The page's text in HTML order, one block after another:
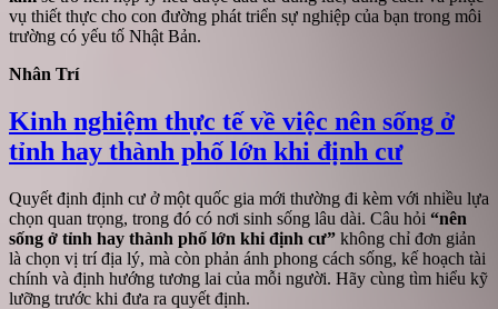
vụ thiết thực cho con đường phát triển sự nghiệp của bạn trong môi
trường có yếu tố Nhật Bản.
Nhân Trí
Kinh nghiệm thực tế về việc nên sống ở
tỉnh hay thành phố lớn khi định cư
Quyết định định cư ở một quốc gia mới thường đi kèm với nhiều lựa
chọn quan trọng, trong đó có nơi sinh sống lâu dài. Câu hỏi “nên
sống ở tỉnh hay thành phố lớn khi định cư” không chỉ đơn giản
là chọn vị trí địa lý, mà còn phản ánh phong cách sống, kế hoạch tài
chính và định hướng tương lai của mỗi người. Hãy cùng tìm hiểu kỹ
lưỡng trước khi đưa ra quyết định.